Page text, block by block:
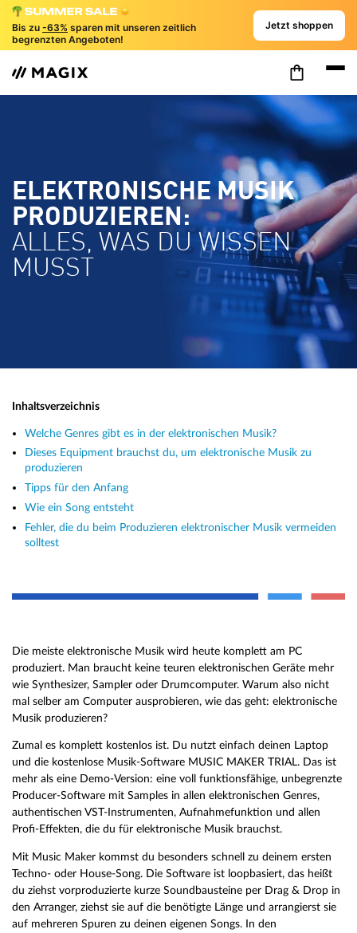
Bis zu -63% sparen mit unseren zeitlich
begrenzten Angeboten!
Jetzt shoppen
ELEKTRONISCHE MUSIK
PRODUZIEREN:
ALLES, WAS DU WISSEN
MUSST
Inhaltsverzeichnis
Welche Genres gibt es in der elektronischen Musik?
Dieses Equipment brauchst du, um elektronische Musik zu
produzieren
Tipps für den Anfang
Wie ein Song entsteht
Fehler, die du beim Produzieren elektronischer Musik vermeiden
solltest
Die meiste elektronische Musik wird heute komplett am PC
produziert. Man braucht keine teuren elektronischen Geräte mehr
wie Synthesizer, Sampler oder Drumcomputer. Warum also nicht
mal selber am Computer ausprobieren, wie das geht: elektronische
Musik produzieren?
Zumal es komplett kostenlos ist. Du nutzt einfach deinen Laptop
und die kostenlose Musik-Software MUSIC MAKER TRIAL. Das ist
mehr als eine Demo-Version: eine voll funktionsfähige, unbegrenzte
Producer-Software mit Samples in allen elektronischen Genres,
authentischen VST-Instrumenten, Aufnahmefunktion und allen
Profi-Effekten, die du für elektronische Musik brauchst.
Mit Music Maker kommst du besonders schnell zu deinem ersten
Techno- oder House-Song. Die Software ist loopbasiert, das heißt
du ziehst vorproduzierte kurze Soundbausteine per Drag & Drop in
den Arranger, ziehst sie auf die benötigte Länge und arrangierst sie
auf mehreren Spuren zu deinen eigenen Songs. In den